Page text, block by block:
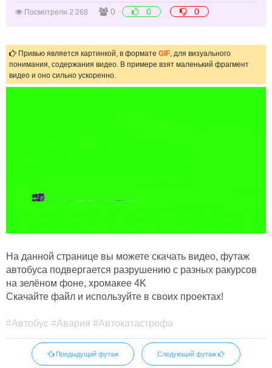
Посмотрели 2 268 0 0 0
Привью является картинкой, в формате GIF, для визуального
понимания, содержания видео. В примере взят маленький фрагмент
видео и оно сильно ускоренно.
На данной странице вы можете скачать видео, футаж
автобуса подвергается разрушению с разных ракурсов
на зелёном фоне, хромакее 4K
Скачайте файл и используйте в своих проектах!
#Автобус #Авария #Автокатастрофа
Предыдущий футаж Следующий футаж